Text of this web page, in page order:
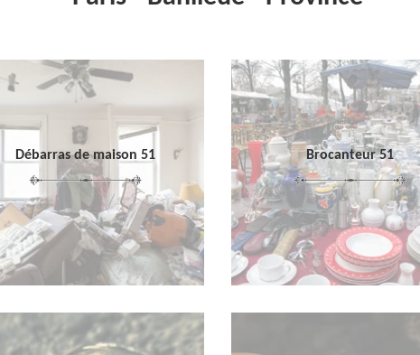
Débarras de maison 51 Brocanteur 51